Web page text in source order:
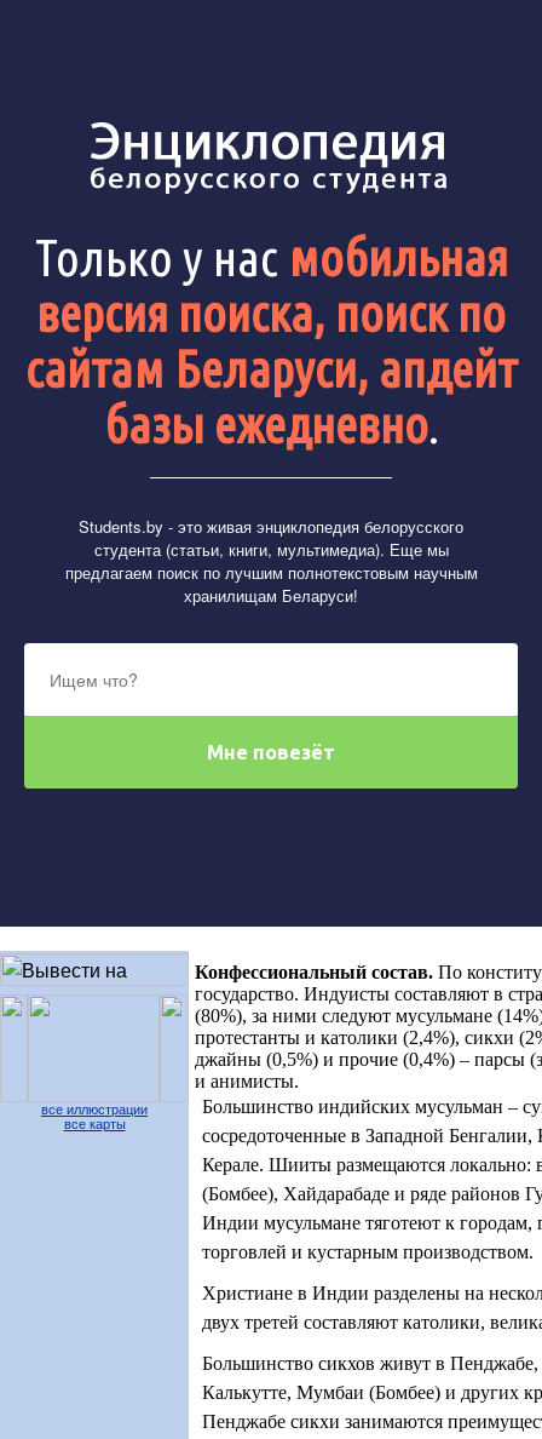
Только у нас мобильная
версия поиска, поиск по
сайтам Беларуси, апдейт
базы ежедневно.
Students.by - это живая энциклопедия белорусского
студента (статьи, книги, мультимедиа). Еще мы
предлагаем поиск по лучшим полнотекстовым научным
хранилищам Беларуси!
все иллюстрации
все карты
Конфессиональный состав. По
государство. Индуисты составляют в
(80%), за ними следуют мусульмане
протестанты и католики (2,4%), сикхи
джайны (0,5%) и прочие (0,4%) – парсы
и анимисты.
Большинство индийских мусульман –
сосредоточенные в Западной
Керале. Шииты размещаются локально:
(Бомбее), Хайдарабаде и ряде районов
Индии мусульмане тяготеют к городам,
торговлей и кустарным производством.
Христиане в Индии разделены на
двух третей составляют католики,
Большинство сикхов живут в
Калькутте, Мумбаи (Бомбее) и других
Пенджабе сикхи занимаются